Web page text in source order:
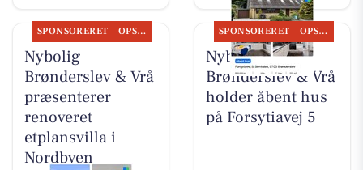
SPONSORERET OPSLAGSTAVLEN
Nybolig
Brønderslev & Vrå
præsenterer
renoveret
etplansvilla i
Nordbyen
SPONSORERET OPSLAGSTAVLEN
Nybolig
Brønderslev & Vrå
holder åbent hus
på Forsytiavej 5